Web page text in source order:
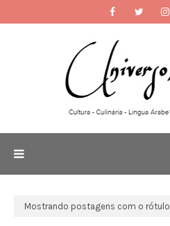
Mostrando postagens com o rótulo